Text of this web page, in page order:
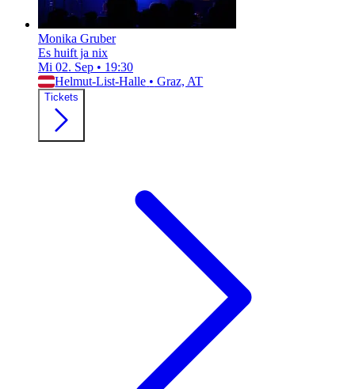
Monika Gruber
Es huift ja nix
Mi 02. Sep • 19:30
Helmut-List-Halle • Graz, AT
Tickets